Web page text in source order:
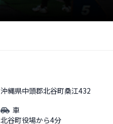
沖縄県中頭郡北谷町桑江432
車
北谷町役場から4分